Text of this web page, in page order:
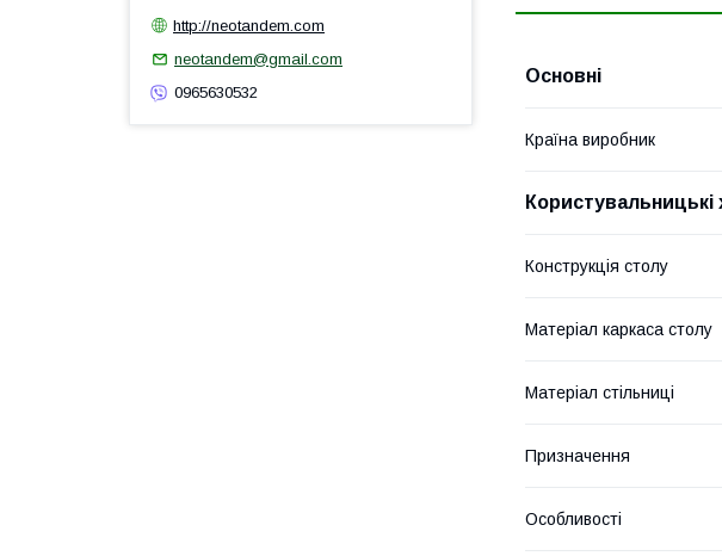
Основні
Країна виробник
Користувальницькі
Конструкція столу
Матеріал каркаса столу
Матеріал стільниці
Призначення
Особливості
http://neotandem.com
neotandem@gmail.com
0965630532